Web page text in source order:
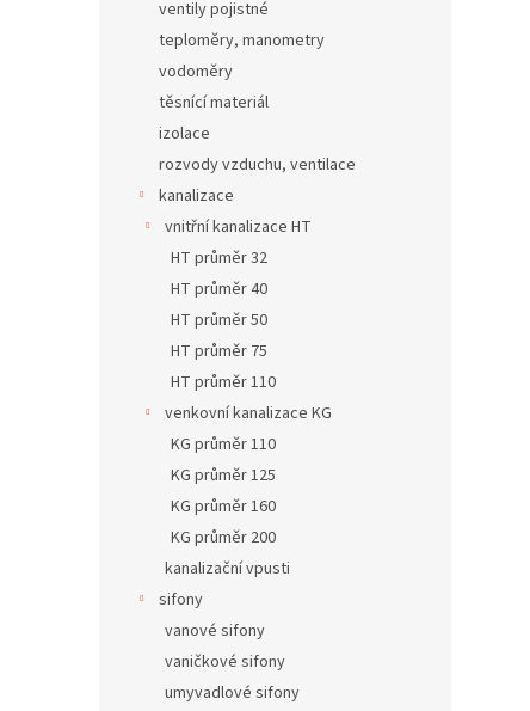
ventily pojistné
teploměry, manometry
vodoměry
těsnící materiál
izolace
rozvody vzduchu, ventilace
kanalizace
vnitřní kanalizace HT
HT průměr 32
HT průměr 40
HT průměr 50
HT průměr 75
HT průměr 110
venkovní kanalizace KG
KG průměr 110
KG průměr 125
KG průměr 160
KG průměr 200
kanalizační vpusti
sifony
vanové sifony
vaničkové sifony
umyvadlové sifony